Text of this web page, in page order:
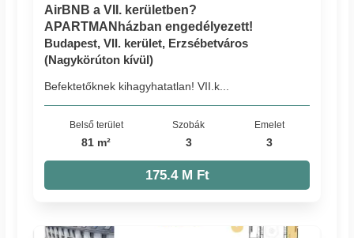
AirBNB a VII. kerületben?
APARTMANházban engedélyezett!
Budapest, VII. kerület, Erzsébetváros
(Nagykörúton kívül)
Befektetőknek kihagyhatatlan! VII.k...
Belső terület
81 m²
Szobák
3
Emelet
3
175.4 M Ft